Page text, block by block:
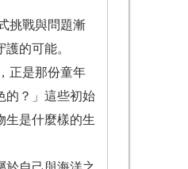
挑戰與問題漸
的可能。
正是那份童年
的？」這些初始
生是什麼樣的生